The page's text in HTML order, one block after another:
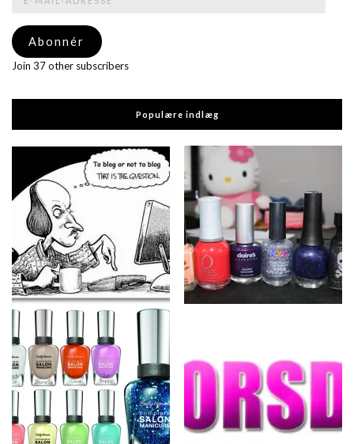
adresse
Abonnér
Join 37 other subscribers
Populære indlæg